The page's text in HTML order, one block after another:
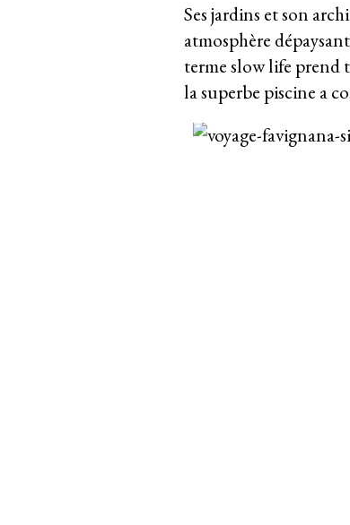
Ses jardins et son
atmosphère
terme slow life prend
la superbe piscine a